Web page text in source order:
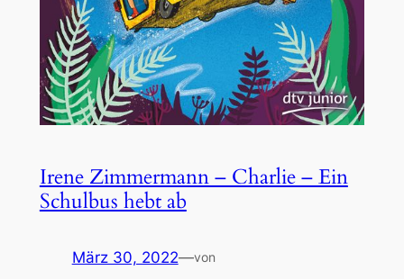
Irene Zimmermann – Charlie – Ein
Schulbus hebt ab
März 30, 2022—von